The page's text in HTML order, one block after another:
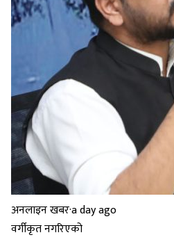
अनलाइन खबर·a day ago
वर्गीकृत नगरिएको